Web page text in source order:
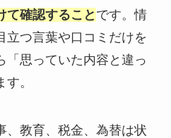
て確認すること です。情
立つ言葉や口コミだけを
「思っていた内容と違っ
。
、教育、税金、為替は状